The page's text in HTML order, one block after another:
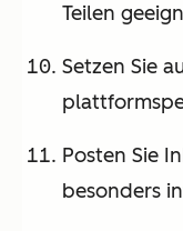
Teilen
Setzen Sie
Posten Sie
besonders